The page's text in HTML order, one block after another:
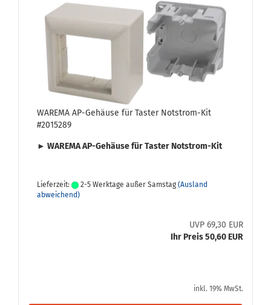
WA­RE­MA AP-​Ge­häu­se für Tas­ter Notstrom-​​Kit
#2015289
► WA­RE­MA AP-​Gehäuse für Tas­ter Notstrom-​Kit
Lieferzeit: 2-5 Werktage außer Samstag (Ausland
abweichend)
UVP 69,30 EUR
Ihr Preis 50,60 EUR
inkl. 19% MwSt.